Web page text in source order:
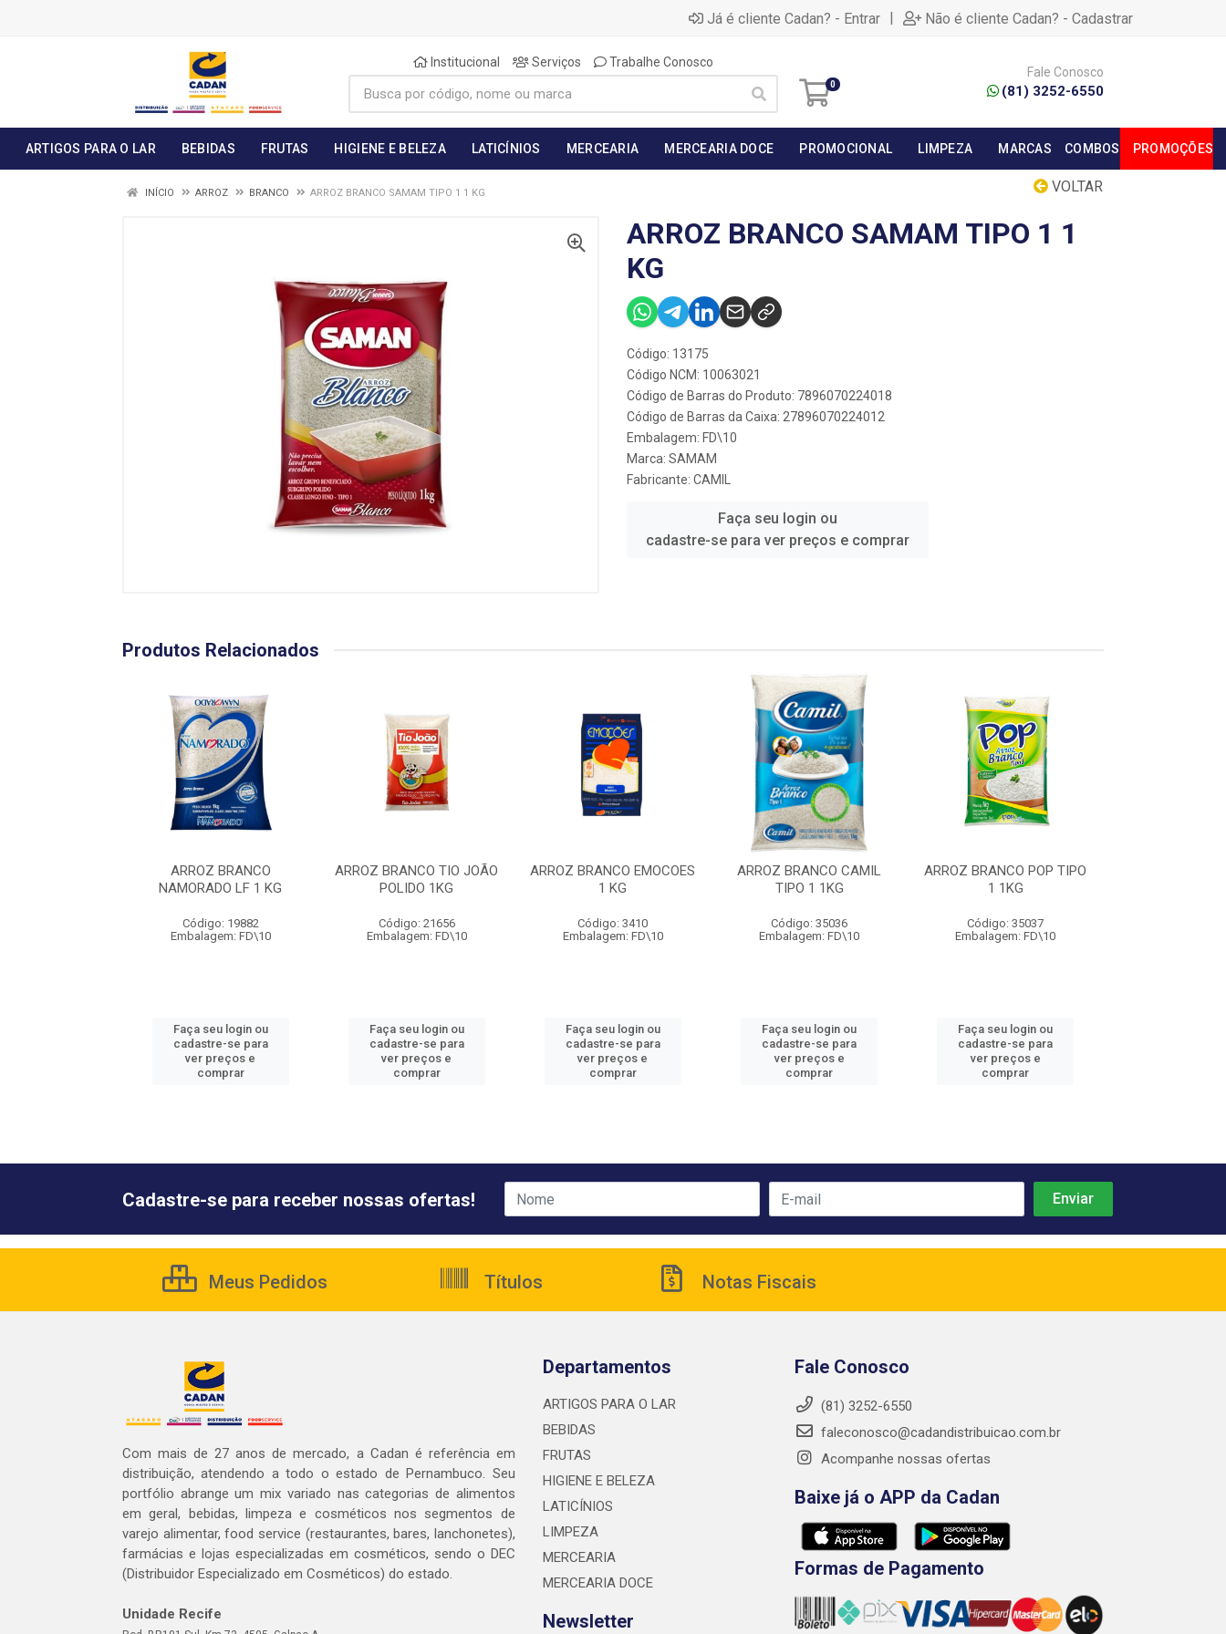
Já é cliente Cadan? - Entrar | Não é cliente Cadan? - Cadastrar
Institucional Serviços Trabalhe Conosco
0
Fale Conosco
(81) 3252-6550
ARTIGOS PARA O LAR BEBIDAS FRUTAS HIGIENE E BELEZA LATICÍNIOS MERCEARIA MERCEARIA DOCE PROMOCIONAL LIMPEZA MARCAS COMBOS PROMOÇÕES
VOLTAR
INÍCIO ARROZ BRANCO ARROZ BRANCO SAMAM TIPO 1 1 KG
ARROZ BRANCO SAMAM TIPO 1 1
KG
Código: 13175
Código NCM: 10063021
Código de Barras do Produto: 7896070224018
Código de Barras da Caixa: 27896070224012
Embalagem: FD\10
Marca: SAMAM
Fabricante: CAMIL
Faça seu login ou
cadastre-se para ver preços e comprar
Produtos Relacionados
ARROZ BRANCO
NAMORADO LF 1 KG
Código: 19882
Embalagem: FD\10
Faça seu login ou
cadastre-se para
ver preços e
comprar
ARROZ BRANCO TIO JOÃO
POLIDO 1KG
Código: 21656
Embalagem: FD\10
Faça seu login ou
cadastre-se para
ver preços e
comprar
ARROZ BRANCO EMOCOES
1 KG
Código: 3410
Embalagem: FD\10
Faça seu login ou
cadastre-se para
ver preços e
comprar
ARROZ BRANCO CAMIL
TIPO 1 1KG
Código: 35036
Embalagem: FD\10
Faça seu login ou
cadastre-se para
ver preços e
comprar
ARROZ BRANCO POP TIPO
1 1KG
Código: 35037
Embalagem: FD\10
Faça seu login ou
cadastre-se para
ver preços e
comprar
Cadastre-se para receber nossas ofertas!
Meus Pedidos Títulos Notas Fiscais
Com mais de 27 anos de mercado, a Cadan é referência em
distribuição, atendendo a todo o estado de Pernambuco. Seu
portfólio abrange um mix variado nas categorias de alimentos
em geral, bebidas, limpeza e cosméticos nos segmentos de
varejo alimentar, food service (restaurantes, bares, lanchonetes),
farmácias e lojas especializadas em cosméticos, sendo o DEC
(Distribuidor Especializado em Cosméticos) do estado.
Unidade Recife
Departamentos
ARTIGOS PARA O LAR
BEBIDAS
FRUTAS
HIGIENE E BELEZA
LATICÍNIOS
LIMPEZA
MERCEARIA
MERCEARIA DOCE
Newsletter
Fale Conosco
(81) 3252-6550
faleconosco@cadandistribuicao.com.br
Acompanhe nossas ofertas
Baixe já o APP da Cadan
Formas de Pagamento